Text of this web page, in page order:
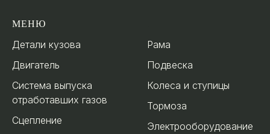
МЕНЮ
Детали кузова
Двигатель
Система выпуска
отработавших газов
Сцепление
Рама
Подвеска
Колеса и ступицы
Тормоза
Электрооборудование